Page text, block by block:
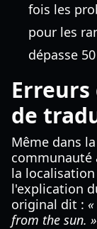
fois les
pour les
dépasse
de
Même dans
communauté
la
l'explication
original dit :
from the sun. »